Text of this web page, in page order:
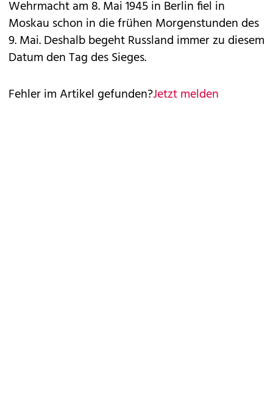
Wehrmacht am 8. Mai 1945 in Berlin fiel in
Moskau schon in die frühen Morgenstunden des
9. Mai. Deshalb begeht Russland immer zu diesem
Datum den Tag des Sieges.
Fehler im Artikel gefunden?Jetzt melden